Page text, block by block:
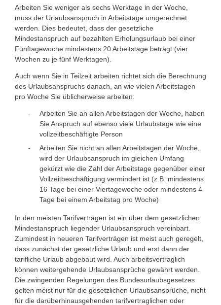
Arbeiten Sie weniger als sechs Werktage in der Woche,
muss der Urlaubsanspruch in Arbeitstage umgerechnet
werden. Dies bedeutet, dass der gesetzliche
Mindestanspruch auf bezahlten Erholungsurlaub bei einer
Fünftagewoche mindestens 20 Arbeitstage beträgt (vier
Wochen zu je fünf Werktagen).
Auch wenn Sie in Teilzeit arbeiten richtet sich die Berechnung
des Urlaubsanspruchs danach, an wie vielen Arbeitstagen
pro Woche Sie üblicherweise arbeiten:
Arbeiten Sie an allen Arbeitstagen der Woche, haben
Sie Anspruch auf ebenso viele Urlaubstage wie eine
vollzeitbeschäftigte Person
Arbeiten Sie nicht an allen Arbeitstagen der Woche,
wird der Urlaubsanspruch im gleichen Umfang
gekürzt wie die Zahl der Arbeitstage gegenüber einer
Vollzeitbeschäftigung vermindert ist (z.B. mindestens
16 Tage bei einer Viertagewoche oder mindestens 4
Tage bei einem Arbeitstag pro Woche)
In den meisten Tarifverträgen ist ein über dem gesetzlichen
Mindestanspruch liegender Urlaubsanspruch vereinbart.
Zumindest in neueren Tarifverträgen ist meist auch geregelt,
dass zunächst der gesetzliche Urlaub und erst dann der
tarifliche Urlaub abgebaut wird. Auch arbeitsvertraglich
können weitergehende Urlaubsansprüche gewährt werden.
Die zwingenden Regelungen des Bundesurlaubsgesetzes
gelten meist nur für die gesetzlichen Urlaubsansprüche, nicht
für die darüberhinausgehenden tarifvertraglichen oder